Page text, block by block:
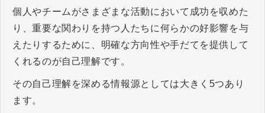
個人やチームがさまざまな活動において成功を収めた
り、重要な関わりを持つ人たちに何らかの好影響を与
えたりするために、明確な方向性や手だてを提供して
くれるのが自己理解です。
その自己理解を深める情報源としては大きく5つあり
ます。